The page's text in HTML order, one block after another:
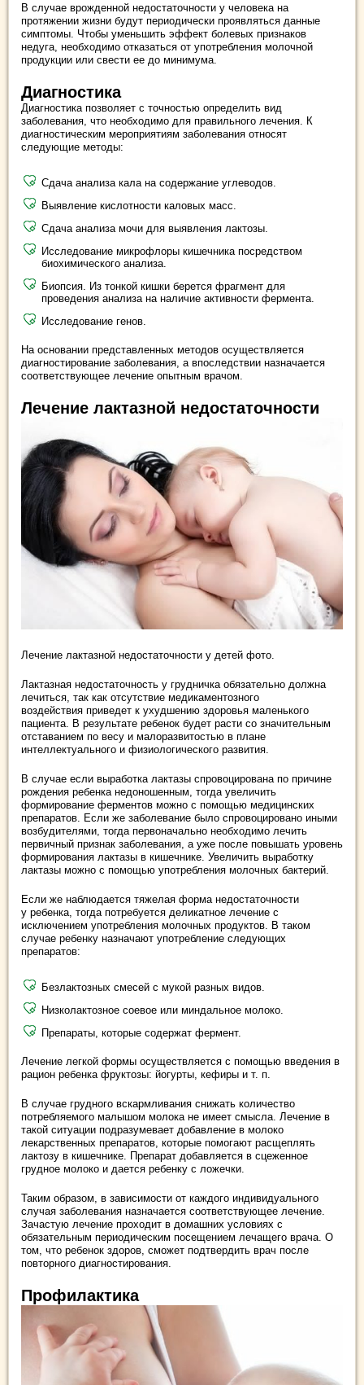
В случае врожденной недостаточности у человека на
протяжении жизни будут периодически проявляться данные
симптомы. Чтобы уменьшить эффект болевых признаков
недуга, необходимо отказаться от употребления молочной
продукции или свести ее до минимума.
Диагностика
Диагностика позволяет с точностью определить вид
заболевания, что необходимо для правильного лечения. К
диагностическим мероприятиям заболевания относят
следующие методы:
Сдача анализа кала на содержание углеводов.
Выявление кислотности каловых масс.
Сдача анализа мочи для выявления лактозы.
Исследование микрофлоры кишечника посредством
биохимического анализа.
Биопсия. Из тонкой кишки берется фрагмент для
проведения анализа на наличие активности фермента.
Исследование генов.
На основании представленных методов осуществляется
диагностирование заболевания, а впоследствии назначается
соответствующее лечение опытным врачом.
Лечение лактазной недостаточности
Лечение лактазной недостаточности у детей фото.
Лактазная недостаточность у грудничка обязательно должна
лечиться, так как отсутствие медикаментозного
воздействия приведет к ухудшению здоровья маленького
пациента. В результате ребенок будет расти со значительным
отставанием по весу и малоразвитостью в плане
интеллектуального и физиологического развития.
В случае если выработка лактазы спровоцирована по причине
рождения ребенка недоношенным, тогда увеличить
формирование ферментов можно с помощью медицинских
препаратов. Если же заболевание было спровоцировано иными
возбудителями, тогда первоначально необходимо лечить
первичный признак заболевания, а уже после повышать уровень
формирования лактазы в кишечнике. Увеличить выработку
лактазы можно с помощью употребления молочных бактерий.
Если же наблюдается тяжелая форма недостаточности
у ребенка, тогда потребуется деликатное лечение с
исключением употребления молочных продуктов. В таком
случае ребенку назначают употребление следующих
препаратов:
Безлактозных смесей с мукой разных видов.
Низколактозное соевое или миндальное молоко.
Препараты, которые содержат фермент.
Лечение легкой формы осуществляется с помощью введения в
рацион ребенка фруктозы: йогурты, кефиры и т. п.
В случае грудного вскармливания снижать количество
потребляемого малышом молока не имеет смысла. Лечение в
такой ситуации подразумевает добавление в молоко
лекарственных препаратов, которые помогают расщеплять
лактозу в кишечнике. Препарат добавляется в сцеженное
грудное молоко и дается ребенку с ложечки.
Таким образом, в зависимости от каждого индивидуального
случая заболевания назначается соответствующее лечение.
Зачастую лечение проходит в домашних условиях с
обязательным периодическим посещением лечащего врача. О
том, что ребенок здоров, сможет подтвердить врач после
повторного диагностирования.
Профилактика